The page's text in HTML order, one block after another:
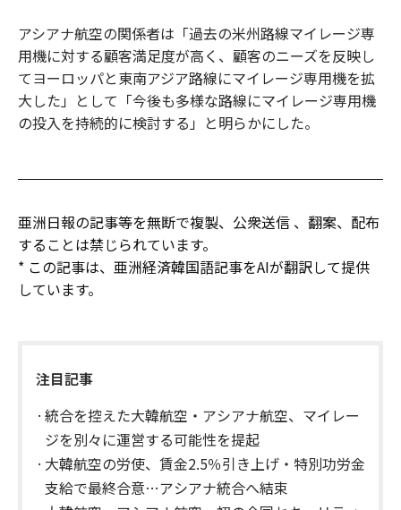
アシアナ航空の関係者は「過去の米州路線マイレージ専
用機に対する顧客満足度が高く、顧客のニーズを反映し
てヨーロッパと東南アジア路線にマイレージ専用機を拡
大した」として「今後も多様な路線にマイレージ専用機
の投入を持続的に検討する」と明らかにした。
亜洲日報の記事等を無断で複製、公衆送信 、翻案、配布
することは禁じられています。
* この記事は、亜洲経済韓国語記事をAIが翻訳して提供
しています。
注目記事
統合を控えた大韓航空・アシアナ航空、マイレー
ジを別々に運営する可能性を提起
大韓航空の労使、賃金2.5％引き上げ・特別功労金
支給で最終合意…アシアナ統合へ結束